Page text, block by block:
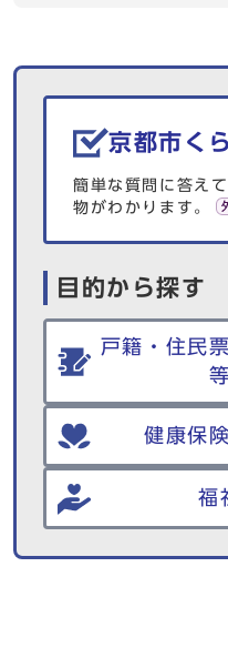
生活情報を探す
京都市く
簡単な質問に答え
物がわかります。
目的から探す
戸籍・住民
等
健康保
福